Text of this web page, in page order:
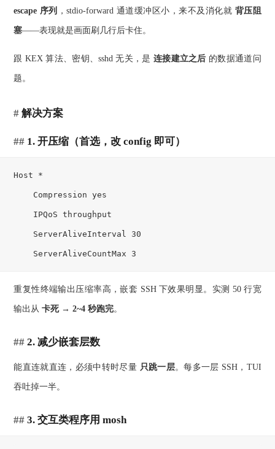
escape 序列 ，stdio-forward 通道缓冲区小，来不及消化就 背压阻
塞——表现就是画面刷几行后卡住。
跟 KEX 算法、密钥、sshd 无关，是 连接建立之后 的数据通道问
题。
解决方案
1. 开压缩（首选，改 config 即可）
Host *
    ServerAliveCountMax 3
重复性终端输出压缩率高，嵌套 SSH 下效果明显。实测 50 行宽
输出从卡死 → 2~4 秒跑完。
2. 减少嵌套层数
能直连就直连，必须中转时尽量 只跳一层。每多一层 SSH，TUI
吞吐掉一半。
3. 交互类程序用 mosh